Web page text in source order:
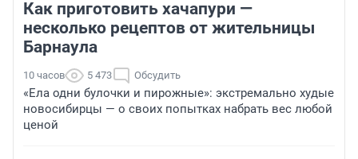
Как приготовить хачапури —
несколько рецептов от жительницы
Барнаула
10 часов 5 473 Обсудить
«Ела одни булочки и пирожные»: экстремально худые
новосибирцы — о своих попытках набрать вес любой
ценой